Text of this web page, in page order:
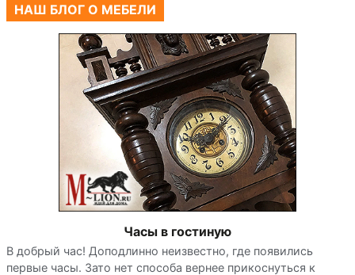
НАШ БЛОГ О МЕБЕЛИ
Часы в гостиную
В добрый час! Доподлинно неизвестно, где появились
первые часы. Зато нет способа вернее прикоснуться к